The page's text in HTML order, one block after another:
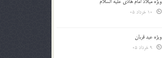
ویژه عید قربان